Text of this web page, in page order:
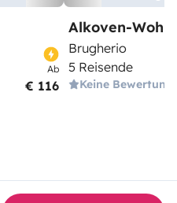
Ab
€ 116
Alkoven-
Brugherio
5 Reisende
Keine Bewertung